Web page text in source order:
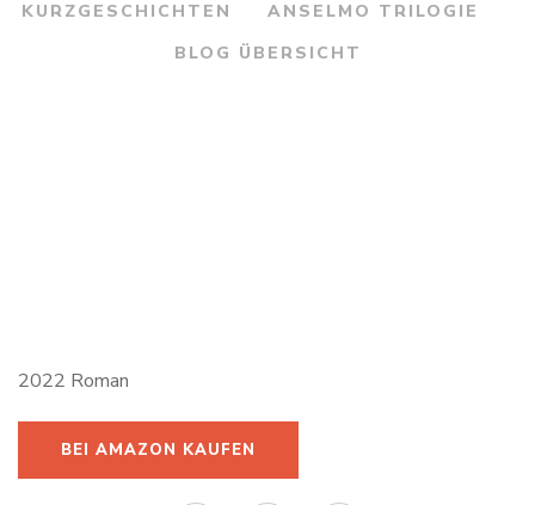
KURZGESCHICHTEN
ANSELMO TRILOGIE
BLOG ÜBERSICHT
2022 Roman
BEI AMAZON KAUFEN